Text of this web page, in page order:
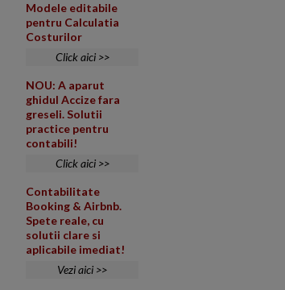
Modele editabile
pentru Calculatia
Costurilor
Click aici >>
NOU: A aparut
ghidul Accize fara
greseli. Solutii
practice pentru
contabili!
Click aici >>
Contabilitate
Booking & Airbnb.
Spete reale, cu
solutii clare si
aplicabile imediat!
Vezi aici >>